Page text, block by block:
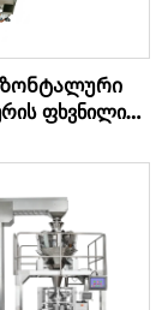
ფხვნილის